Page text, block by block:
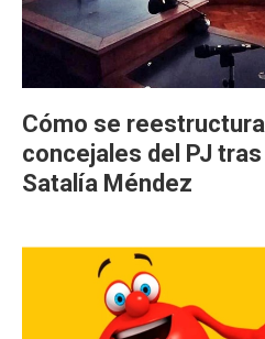
Cómo se
concejales del PJ
Satalía Méndez